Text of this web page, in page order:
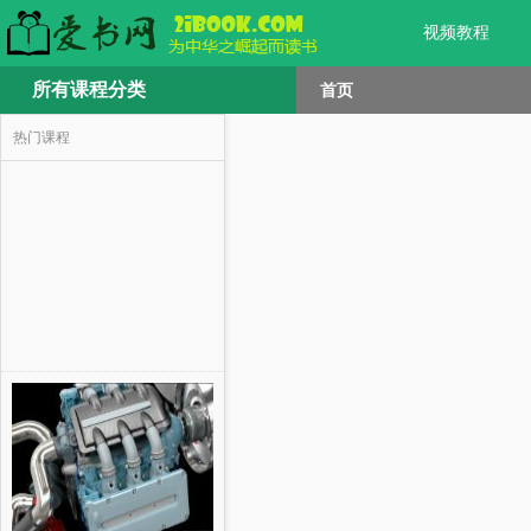
视频教程
所有课程分类 首页
热门课程